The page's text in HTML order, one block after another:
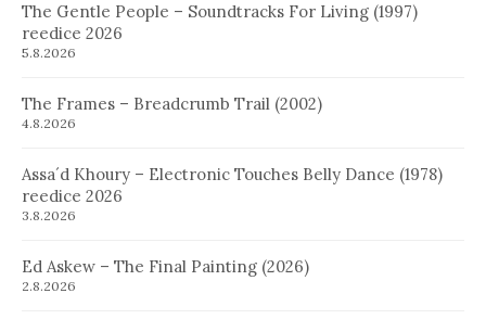
The Gentle People – Soundtracks For Living (1997)
reedice 2026
5.8.2026
The Frames – Breadcrumb Trail (2002)
4.8.2026
Assa´d Khoury – Electronic Touches Belly Dance (1978)
reedice 2026
3.8.2026
Ed Askew – The Final Painting (2026)
2.8.2026